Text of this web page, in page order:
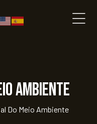
Ambiente
Do Meio Ambiente